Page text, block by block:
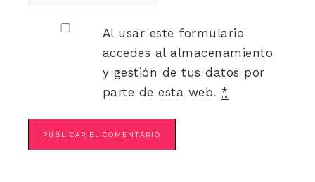
Al usar este formulario
accedes al almacenamiento
y gestión de tus datos por
parte de esta web. *